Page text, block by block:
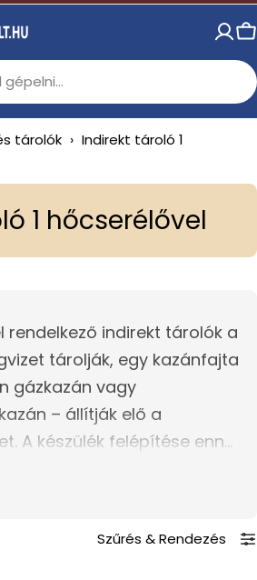
tárolók › Indirekt tároló 1
1 hőcserélővel
rendelkező indirekt tárolók a
tárolják, egy kazánfajta
gázkazán vagy
– állítják elő a
A készülék felépítése ennél
rendkívül megbízható,
karbantartható és
1 hőcserélős indirekt
Szűrés &Rendezés